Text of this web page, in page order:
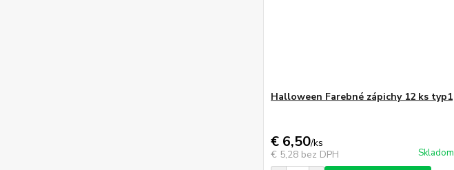
Halloween Farebné zápichy 12 ks typ1
€ 6,50/ks
€ 5,28 bez DPH Skladom